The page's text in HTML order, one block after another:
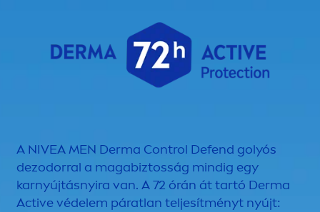
A NIVEAMEN Derma Control Defend golyós
dezodorral a magabiztosság mindig egy
karnyújtásnyira van. A 72 órán át tartó Derma
Activevédelem páratlan teljesítményt nyújt: